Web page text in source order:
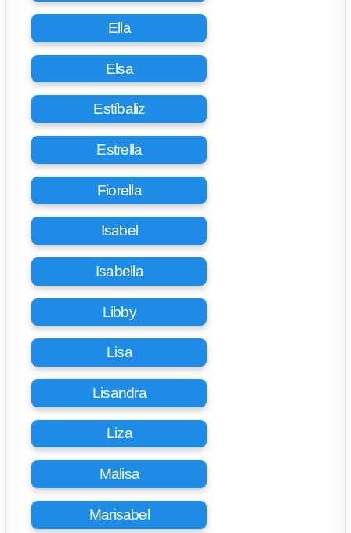
Ella
Elsa
Estíbaliz
Estrella
Fiorella
Isabel
Isabella
Libby
Lisa
Lisandra
Liza
Malisa
Marisabel